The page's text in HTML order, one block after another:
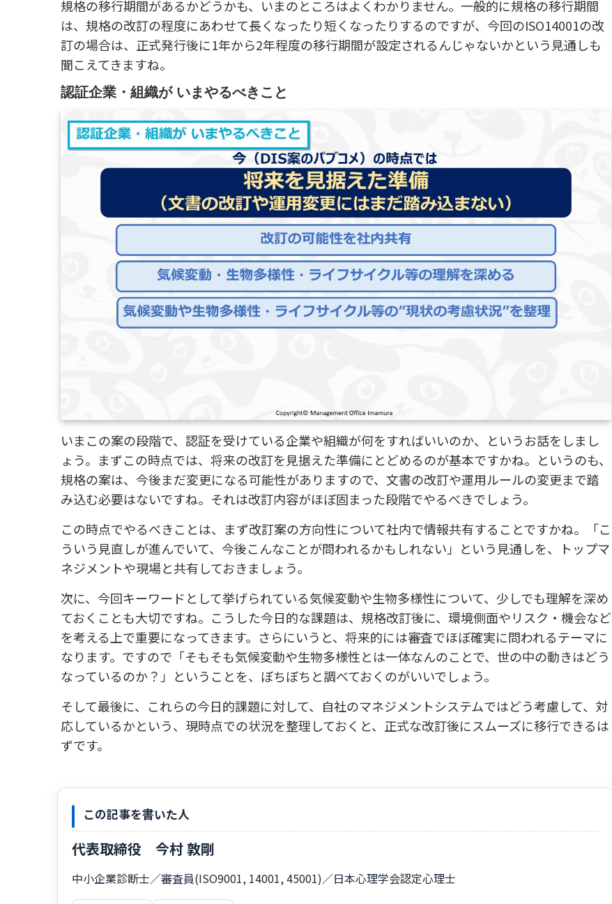
規格の移行期間があるかどうかも、いまのところはよくわかりません。一般的に規格の移行期間
は、規格の改訂の程度にあわせて長くなったり短くなったりするのですが、今回のISO14001の改
訂の場合は、正式発行後に1年から2年程度の移行期間が設定されるんじゃないかという見通しも
聞こえてきますね。
認証企業・組織が いまやるべきこと
いまこの案の段階で、認証を受けている企業や組織が何をすればいいのか、というお話をしまし
ょう。まずこの時点では、将来の改訂を見据えた準備にとどめるのが基本ですかね。というのも、
規格の案は、今後まだ変更になる可能性がありますので、文書の改訂や運用ルールの変更まで踏
み込む必要はないですね。それは改訂内容がほぼ固まった段階でやるべきでしょう。
この時点でやるべきことは、まず改訂案の方向性について社内で情報共有することですかね。「こ
ういう見直しが進んでいて、今後こんなことが問われるかもしれない」という見通しを、トップマ
ネジメントや現場と共有しておきましょう。
次に、今回キーワードとして挙げられている気候変動や生物多様性について、少しでも理解を深め
ておくことも大切ですね。こうした今日的な課題は、規格改訂後に、環境側面やリスク・機会など
を考える上で重要になってきます。さらにいうと、将来的には審査でほぼ確実に問われるテーマに
なります。ですので「そもそも気候変動や生物多様性とは一体なんのことで、世の中の動きはどう
なっているのか？」ということを、ぼちぼちと調べておくのがいいでしょう。
そして最後に、これらの今日的課題に対して、自社のマネジメントシステムではどう考慮して、対
応しているかという、現時点での状況を整理しておくと、正式な改訂後にスムーズに移行できるは
ずです。
この記事を書いた人
代表取締役 今村 敦剛
中小企業診断士／審査員(ISO9001, 14001, 45001)／日本心理学会認定心理士